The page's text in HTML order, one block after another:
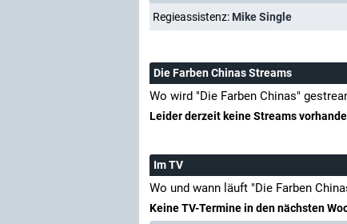
Regieassistenz: Mike Single
Die Farben Chinas Streams
Wo wird "Die Farben Chinas"
Leider derzeit keine Streams
Im TV
Wo und wann läuft "Die Farben
Keine TV-Termine in den nächsten